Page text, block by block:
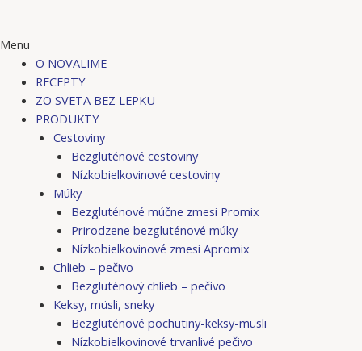
Menu
O NOVALIME
RECEPTY
ZO SVETA BEZ LEPKU
PRODUKTY
Cestoviny
Bezgluténové cestoviny
Nízkobielkovinové cestoviny
Múky
Bezgluténové múčne zmesi Promix
Prirodzene bezgluténové múky
Nízkobielkovinové zmesi Apromix
Chlieb – pečivo
Bezgluténový chlieb – pečivo
Keksy, müsli, sneky
Bezgluténové pochutiny-keksy-müsli
Nízkobielkovinové trvanlivé pečivo